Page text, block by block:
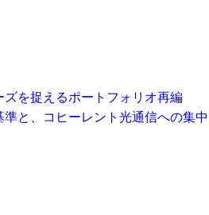
を捉えるポートフォリオ再編
準と、コヒーレント光通信への集中